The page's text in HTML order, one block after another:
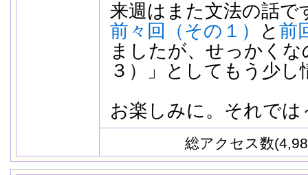
来週はまた文法の話で
前々回（その１）
と 前
ましたが、せっかく
３）」としてもう少
お楽しみに。それで
総アクセス数